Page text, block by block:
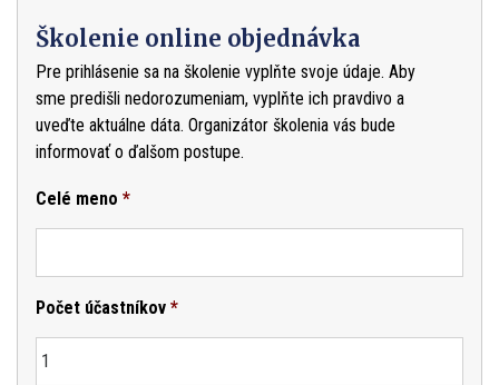
Školenie online objednávka
Pre prihlásenie sa na školenie vyplňte svoje údaje. Aby
sme predišli nedorozumeniam, vyplňte ich pravdivo a
uveďte aktuálne dáta. Organizátor školenia vás bude
informovať o ďalšom postupe.
Celé meno *
Počet účastníkov *